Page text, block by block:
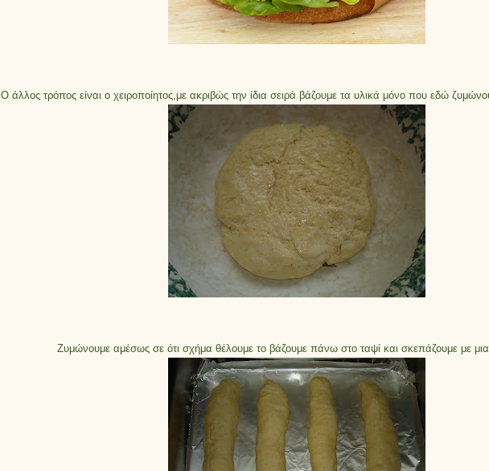
Ο άλλος τρόπος είναι ο χειροποίητος,με ακριβώς την ίδια σειρά βάζουμε τα υλικά μόνο που εδώ
Ζυμώνουμε αμέσως σε ότι σχήμα θέλουμε το βάζουμε πάνω στο ταψί και σκεπάζουμε με